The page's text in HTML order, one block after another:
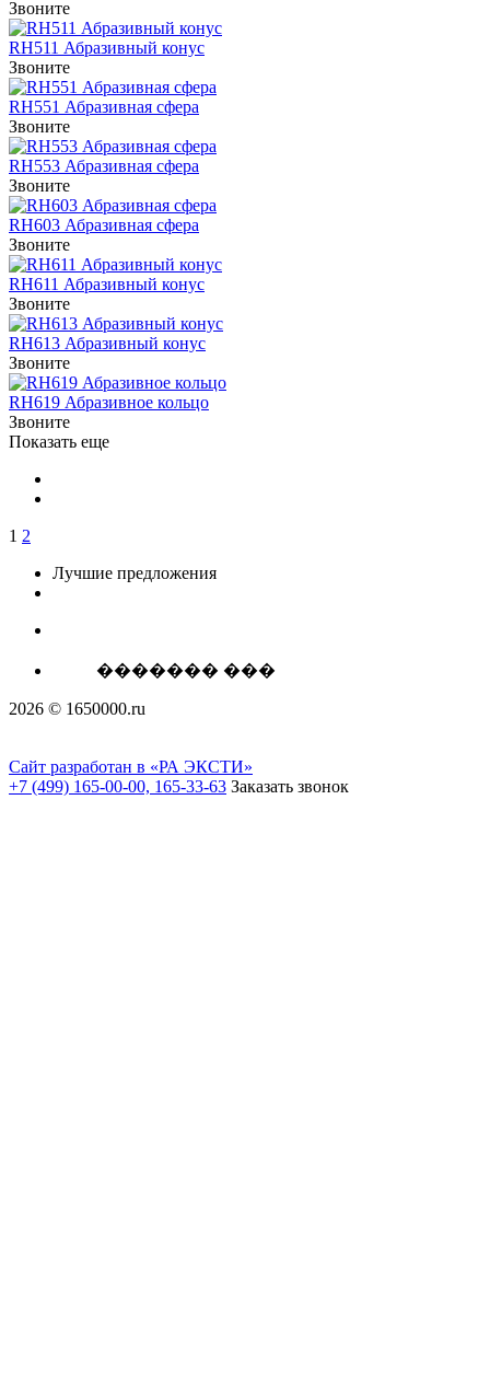
Звоните
RH511 Абразивный конус
Звоните
RH551 Абразивная сфера
Звоните
RH553 Абразивная сфера
Звоните
RH603 Абразивная сфера
Звоните
RH611 Абразивный конус
Звоните
RH613 Абразивный конус
Звоните
RH619 Абразивное кольцо
Звоните
Показать еще
1 2
Лучшие предложения
������� ���
2026 © 1650000.ru
Сайт разработан в «РА ЭКСТИ»
+7 (499) 165-00-00, 165-33-63 Заказать звонок